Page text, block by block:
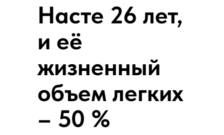
Насте 26 лет,
и её
жизненный
объем легких
– 50 %